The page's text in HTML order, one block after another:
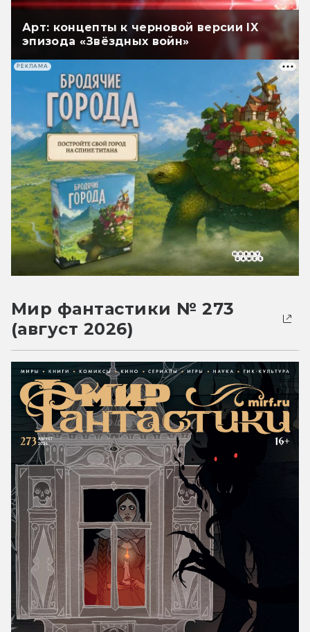
Арт: концепты к черновой версии IX
эпизода «Звёздных войн»
РЕКЛАМА
Мир фантастики № 273
(август 2026)